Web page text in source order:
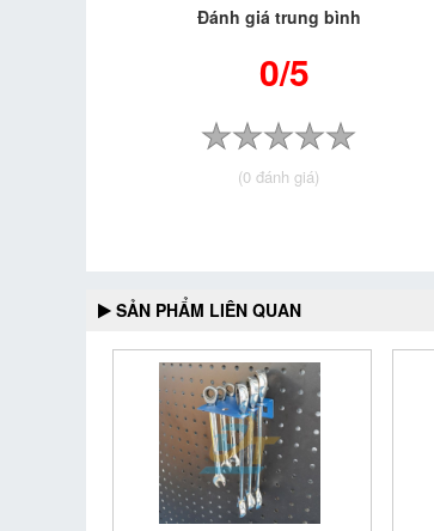
Đánh giá trung bình
0/5
(0 đánh giá)
SẢN PHẨM LIÊN QUAN